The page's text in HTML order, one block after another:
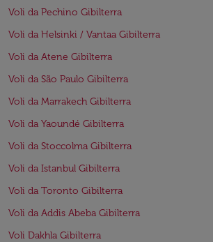
Voli da Pechino Gibilterra
Voli da Helsinki / Vantaa Gibilterra
Voli da Atene Gibilterra
Voli da São Paulo Gibilterra
Voli da Marrakech Gibilterra
Voli da Yaoundé Gibilterra
Voli da Stoccolma Gibilterra
Voli da Istanbul Gibilterra
Voli da Toronto Gibilterra
Voli da Addis Abeba Gibilterra
Voli Dakhla Gibilterra